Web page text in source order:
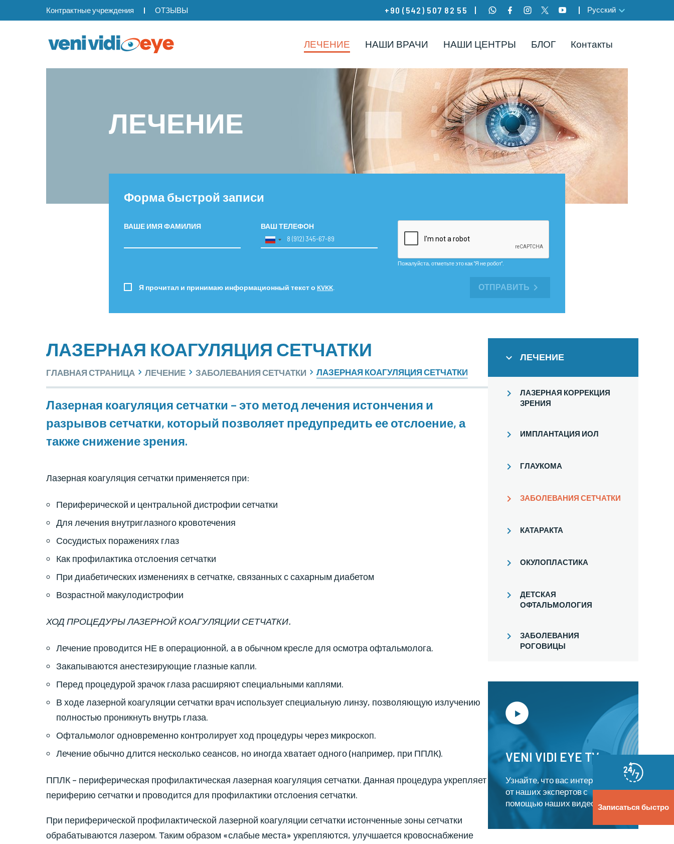
Контрактные учреждения ОТЗЫВЫ +90 (542) 507 82 55 Русский
ЛЕЧЕНИЕ НАШИ ВРАЧИ НАШИ ЦЕНТРЫ БЛОГ Контакты
ЛЕЧЕНИЕ
Форма быстрой записи
ВАШЕ ИМЯ ФАМИЛИЯ ВАШ ТЕЛЕФОН
Пожалуйста, отметьте это как "Я не робот".
Я прочитал и принимаю информационный текст о KVKK. ОТПРАВИТЬ
ЛАЗЕРНАЯ КОАГУЛЯЦИЯ СЕТЧАТКИ
ГЛАВНАЯ СТРАНИЦА ЛЕЧЕНИЕ ЗАБОЛЕВАНИЯ СЕТЧАТКИ ЛАЗЕРНАЯ КОАГУЛЯЦИЯ СЕТЧАТКИ
Лазерная коагуляция сетчатки – это метод лечения истончения и
разрывов сетчатки, который позволяет предупредить ее отслоение, а
также снижение зрения.
Лазерная коагуляция сетчатки применяется при:
Периферической и центральной дистрофии сетчатки
Для лечения внутриглазного кровотечения
Сосудистых поражениях глаз
Как профилактика отслоения сетчатки
При диабетических изменениях в сетчатке, связанных с сахарным диабетом
Возрастной макулодистрофии
ХОД ПРОЦЕДУРЫ ЛАЗЕРНОЙ КОАГУЛЯЦИИ СЕТЧАТКИ.
Лечение проводится НЕ в операционной, а в обычном кресле для осмотра офтальмолога.
Закапываются анестезирующие глазные капли.
Перед процедурой зрачок глаза расширяют специальными каплями.
В ходе лазерной коагуляции сетчатки врач использует специальную линзу, позволяющую излучению
полностью проникнуть внутрь глаза.
Офтальмолог одновременно контролирует ход процедуры через микроскоп.
Лечение обычно длится несколько сеансов, но иногда хватает одного (например, при ППЛК).
ППЛК – периферическая профилактическая лазерная коагуляция сетчатки. Данная процедура укрепляет
периферию сетчатки и проводится для профилактики отслоения сетчатки.
При периферической профилактической лазерной коагуляции сетчатки истонченные зоны сетчатки
обрабатываются лазером. Таким образом «слабые места» укрепляются, улучшается кровоснабжение
ЛЕЧЕНИЕ
ЛАЗЕРНАЯ КОРРЕКЦИЯ
ЗРЕНИЯ
ИМПЛАНТАЦИЯ ИОЛ
ГЛАУКОМА
ЗАБОЛЕВАНИЯ СЕТЧАТКИ
КАТАРАКТА
ОКУЛОПЛАСТИКА
ДЕТСКАЯ
ОФТАЛЬМОЛОГИЯ
ЗАБОЛЕВАНИЯ
РОГОВИЦЫ
VENI VIDI EYE TV
Узнайте, что вас интересует,
от наших экспертов с
помощью наших видео. Записаться быстро